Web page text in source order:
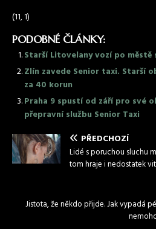
(11, 1)
PODOBNÉ ČLÁNKY:
Starší Litovelany vozí po městě
Zlín zavede Senior taxi. Starší
za 40 korun
Praha 9 spustí od září pro své
přepravní službu Senior Taxi
PŘEDCHOZÍ
Lidé s poruchou sluchu
tom hraje i nedostatek
Jistota, že někdo přijde. Jak vypadá